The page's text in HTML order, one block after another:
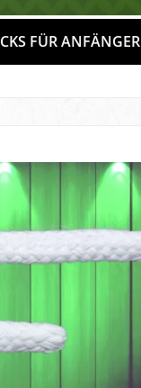
FÜR ANFÄNGER